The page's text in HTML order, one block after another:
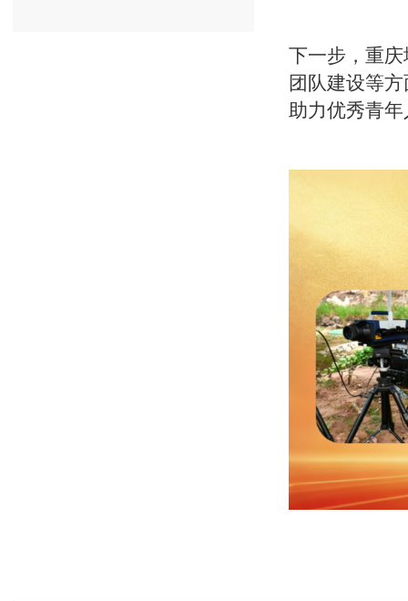
下一步， 重庆
团队建设等
助力优秀青